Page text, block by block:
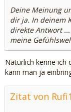
Deine Meinung
dir ja. In deinem
direkte Antwort
meine
Natürlich kenne ich
kann man ja
Zitat von